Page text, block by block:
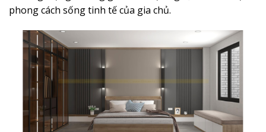
phong cách sống tinh tế của gia chủ.